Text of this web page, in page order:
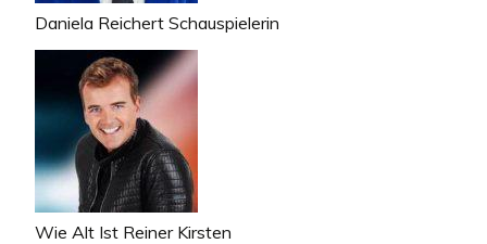
Daniela Reichert Schauspielerin
Wie Alt Ist Reiner Kirsten